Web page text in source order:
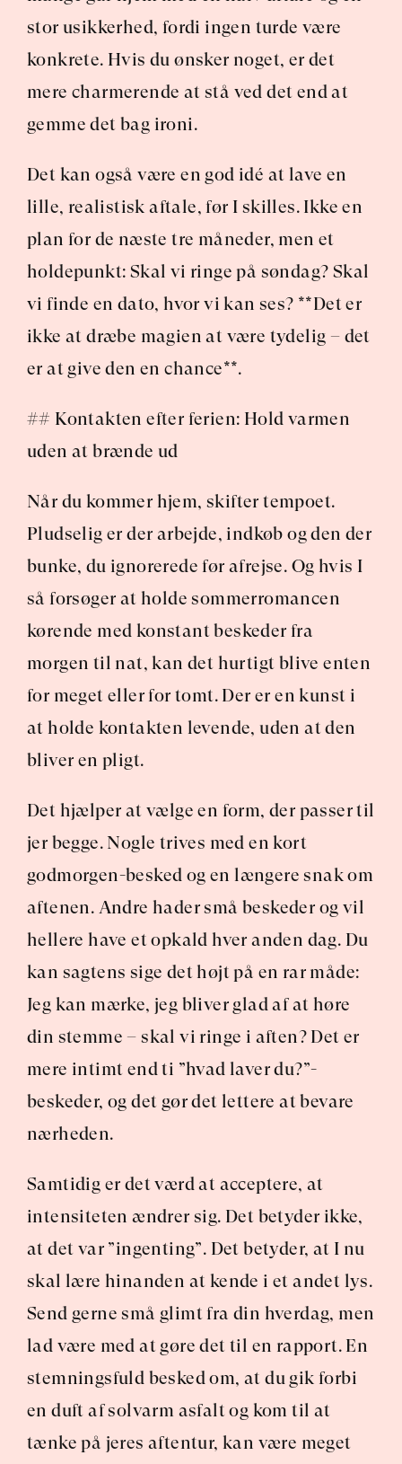
stor usikkerhed, fordi ingen turde være
konkrete. Hvis du ønsker noget, er det
mere charmerende at stå ved det end at
gemme det bag ironi.
Det kan også være en god idé at lave en
lille, realistisk aftale, før I skilles. Ikke en
plan for de næste tre måneder, men et
holdepunkt: Skal vi ringe på søndag? Skal
vi finde en dato, hvor vi kan ses? **Det er
ikke at dræbe magien at være tydelig – det
er at give den en chance**.
## Kontakten efter ferien: Hold varmen
uden at brænde ud
Når du kommer hjem, skifter tempoet.
Pludselig er der arbejde, indkøb og den der
bunke, du ignorerede før afrejse. Og hvis I
så forsøger at holde sommerromancen
kørende med konstant beskeder fra
morgen til nat, kan det hurtigt blive enten
for meget eller for tomt. Der er en kunst i
at holde kontakten levende, uden at den
bliver en pligt.
Det hjælper at vælge en form, der passer til
jer begge. Nogle trives med en kort
godmorgen-besked og en længere snak om
aftenen. Andre hader små beskeder og vil
hellere have et opkald hver anden dag. Du
kan sagtens sige det højt på en rar måde:
Jeg kan mærke, jeg bliver glad af at høre
din stemme – skal vi ringe i aften? Det er
mere intimt end ti ”hvad laver du?”-
beskeder, og det gør det lettere at bevare
nærheden.
Samtidig er det værd at acceptere, at
intensiteten ændrer sig. Det betyder ikke,
at det var ”ingenting”. Det betyder, at I nu
skal lære hinanden at kende i et andet lys.
Send gerne små glimt fra din hverdag, men
lad være med at gøre det til en rapport. En
stemningsfuld besked om, at du gik forbi
en duft af solvarm asfalt og kom til at
tænke på jeres aftentur, kan være meget